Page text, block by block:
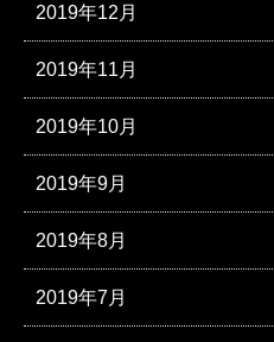
2019年12月
2019年11月
2019年10月
2019年9月
2019年8月
2019年7月